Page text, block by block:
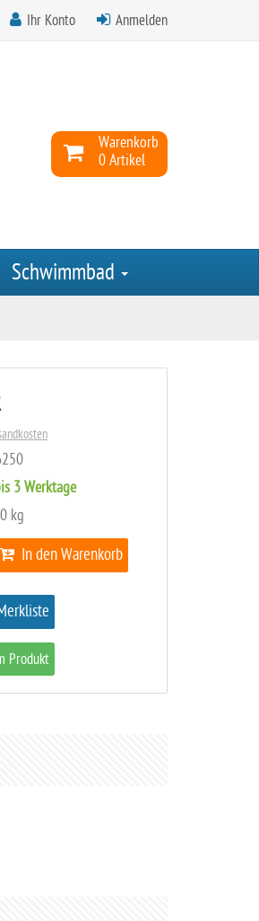
Ihr Konto Anmelden
Warenkorb
0 Artikel
Schwimmbad
3 Werktage
kg
In den Warenkorb
Produkt